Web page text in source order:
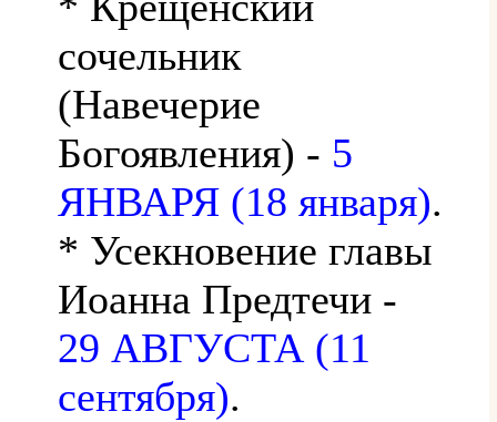
сочельник
(Навечерие
Богоявления) - 5
ЯНВАРЯ (18 января).
* Усекновение главы
Иоанна Предтечи -
29 АВГУСТА (11
сентября).